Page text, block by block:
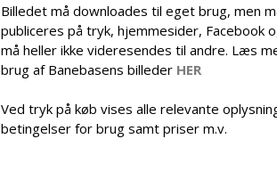
Billedet må downloades til eget brug, men
publiceres på tryk, hjemmesider, Facebook
må heller ikke videresendes til andre. Læs
brug af Banebasens billeder HER
Ved tryk på køb vises alle relevante
betingelser for brug samt priser m.v.